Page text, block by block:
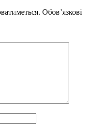
Обов’язкові